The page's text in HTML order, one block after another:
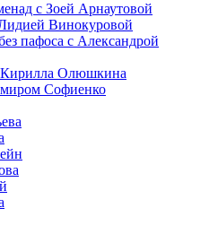
с Зоей Арнаутовой
Винокуровой
пафоса с Александрой
Кирилла Олюшкина
Софиенко